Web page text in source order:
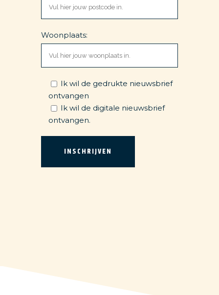
Woonplaats:
Ik wil de gedrukte nieuwsbrief
ontvangen
Ik wil de digitale nieuwsbrief
ontvangen.